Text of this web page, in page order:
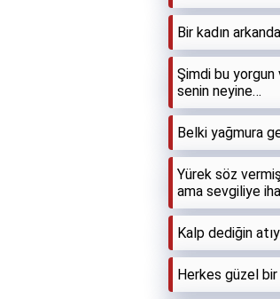
Bir kadın
Şimdi bu
senin neyine…
Belki yağmura
Yürek söz
ama sevgiliye
Kalp dediğin
Herkes güzel bir